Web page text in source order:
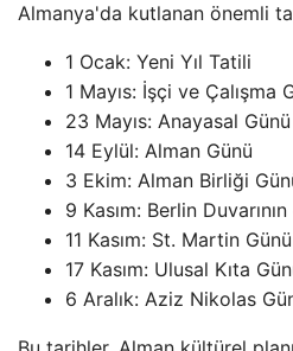
Almanya'da kutlanan önemli
1 Ocak: Yeni Yıl Tatili
1 Mayıs: İşçi ve Çalışma
23 Mayıs: Anayasal Günü
14 Eylül: Alman Günü
3 Ekim: Alman Birliği
9 Kasım: Berlin
11 Kasım: St. Martin Günü
17 Kasım: Ulusal Kıta
6 Aralık: Aziz Nikolas